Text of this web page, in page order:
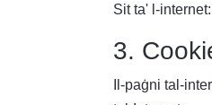
Sit ta' l-
3.
Il-paġni tal-